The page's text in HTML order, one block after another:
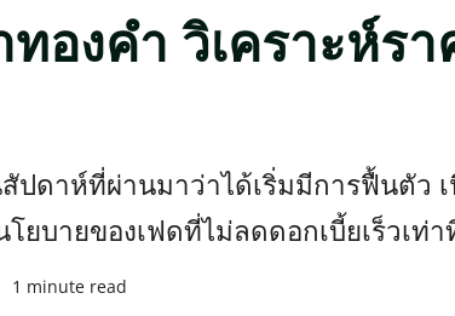
องคำ วิเคราะห์รา
ปดาห์ที่ผ่านมาว่าได้เริ่มมีการฟื้นตัว
ยบายของเฟดที่ไม่ลดดอกเบี้ยเร็วเท่
1 minute read